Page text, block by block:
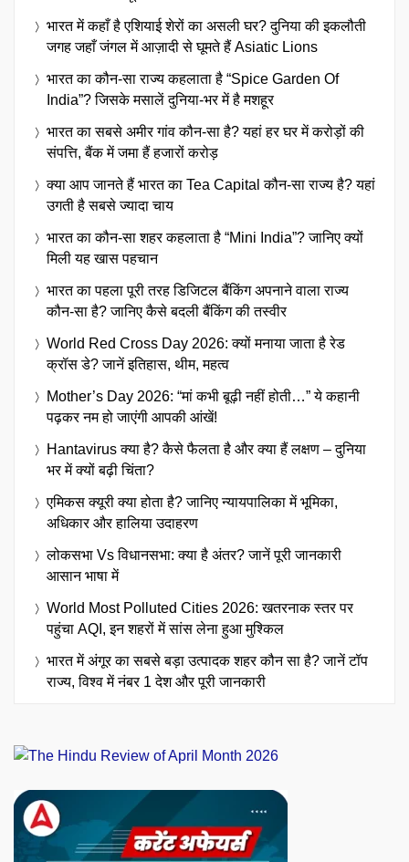
भारत में कहाँ है एशियाई शेरों का असली घर? दुनिया की इकलौती
जगह जहाँ जंगल में आज़ादी से घूमते हैं Asiatic Lions
भारत का कौन-सा राज्य कहलाता है “Spice Garden Of
India”? जिसके मसालें दुनिया-भर में है मशहूर
भारत का सबसे अमीर गांव कौन-सा है? यहां हर घर में करोड़ों की
संपत्ति, बैंक में जमा हैं हजारों करोड़
क्या आप जानते हैं भारत का Tea Capital कौन-सा राज्य है? यहां
उगती है सबसे ज्यादा चाय
भारत का कौन-सा शहर कहलाता है “Mini India”? जानिए क्यों
मिली यह खास पहचान
भारत का पहला पूरी तरह डिजिटल बैंकिंग अपनाने वाला राज्य
कौन-सा है? जानिए कैसे बदली बैंकिंग की तस्वीर
World Red Cross Day 2026: क्यों मनाया जाता है रेड
क्रॉस डे? जानें इतिहास, थीम, महत्व
Mother’s Day 2026: “मां कभी बूढ़ी नहीं होती…” ये कहानी
पढ़कर नम हो जाएंगी आपकी आंखें!
Hantavirus क्या है? कैसे फैलता है और क्या हैं लक्षण – दुनिया
भर में क्यों बढ़ी चिंता?
एमिकस क्यूरी क्या होता है? जानिए न्यायपालिका में भूमिका,
अधिकार और हालिया उदाहरण
लोकसभा Vs विधानसभा: क्या है अंतर? जानें पूरी जानकारी
आसान भाषा में
World Most Polluted Cities 2026: खतरनाक स्तर पर
पहुंचा AQI, इन शहरों में सांस लेना हुआ मुश्किल
भारत में अंगूर का सबसे बड़ा उत्पादक शहर कौन सा है? जानें टॉप
राज्य, विश्व में नंबर 1 देश और पूरी जानकारी